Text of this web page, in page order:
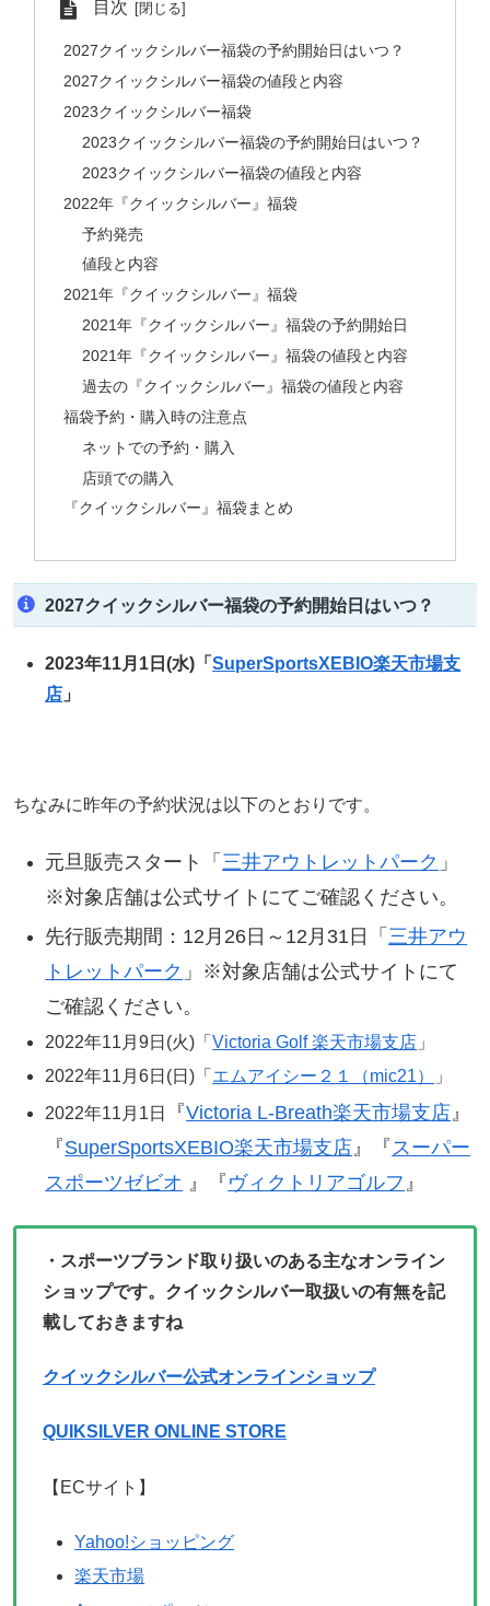
目次
2027クイックシルバー福袋の予約開始日はいつ？
2027クイックシルバー福袋の値段と内容
2023クイックシルバー福袋
2023クイックシルバー福袋の予約開始日はいつ？
2023クイックシルバー福袋の値段と内容
2022年『クイックシルバー』福袋
予約発売
値段と内容
2021年『クイックシルバー』福袋
2021年『クイックシルバー』福袋の予約開始日
2021年『クイックシルバー』福袋の値段と内容
過去の『クイックシルバー』福袋の値段と内容
福袋予約・購入時の注意点
ネットでの予約・購入
店頭での購入
『クイックシルバー』福袋まとめ
2027クイックシルバー福袋の予約開始日はいつ？
2023年11月1日(水)「SuperSportsXEBIO楽天市場支
店 」
ちなみに昨年の予約状況は以下のとおりです。
元旦販売スタート「三井アウトレットパーク 」
※対象店舗は公式サイトにてご確認ください。
先行販売期間：12月26日～12月31日「 三井アウ
トレットパーク 」※対象店舗は公式サイトにて
ご確認ください。
2022年11月9日(火)「Victoria Golf 楽天市場支店 」
2022年11月6日(日)「 エムアイシー２１（mic21） 」
2022年11月1日 『Victoria L-Breath楽天市場支店』
『SuperSportsXEBIO楽天市場支店』『スーパー
スポーツゼビオ 』『 ヴィクトリアゴルフ 』
・スポーツブランド取り扱いのある主なオンライン
ショップです。クイックシルバー取扱いの有無を記
載しておきますね
クイックシルバー公式オンラインショップ
QUIKSILVER ONLINE STORE
【ECサイト】
Yahoo!ショッピング
楽天市場